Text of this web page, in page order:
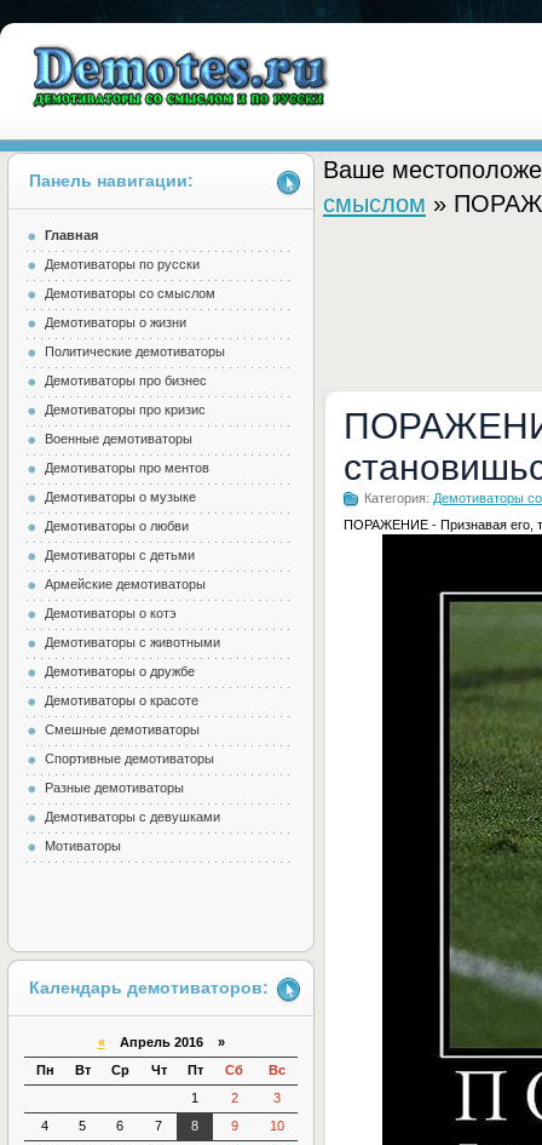
Demotes.ru
Ваше
смыслом »
Категория: Демотиваторы
ПОРАЖЕНИЕ - Признавая его,
Панель навигации:
Главная
Демотиваторы по русски
Демотиваторы со смыслом
Демотиваторы о жизни
Политические демотиваторы
Демотиваторы про бизнес
Демотиваторы про кризис
Военные демотиваторы
Демотиваторы про ментов
Демотиваторы о музыке
Демотиваторы о любви
Демотиваторы с детьми
Армейские демотиваторы
Демотиваторы о котэ
Демотиваторы с животными
Демотиваторы о дружбе
Демотиваторы о красоте
Смешные демотиваторы
Спортивные демотиваторы
Разные демотиваторы
Демотиваторы с девушками
Мотиваторы
Календарь демотиваторов:
«Апрель 2016 »
Пн
Вт Ср Чт Пт Сб
Вс
1
2
3
4
5 6 7 8 9
10